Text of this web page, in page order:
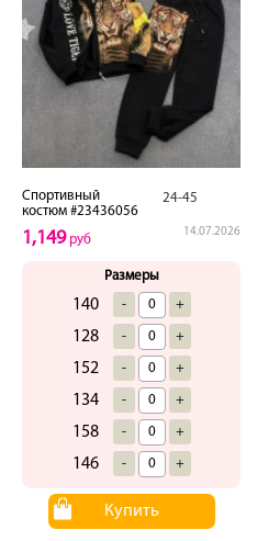
Спортивный
костюм #23436056
24-45
14.07.2026
1,149руб
Размеры
140 - +
128 - +
152 - +
134 - +
158 - +
146 - +
Купить